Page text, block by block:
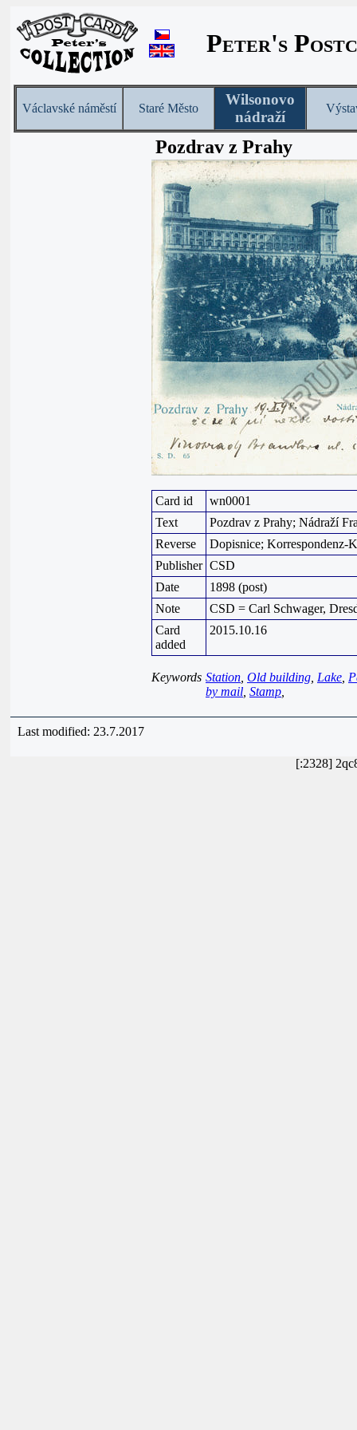
Peter's
Václavské náměstí Staré Město
Wilsonovo
nádraží
Pozdrav z Prahy
Card id
wn0001
Text
Pozdrav z Prahy; Nádraží
Reverse
Dopisnice; Korrespondenz-
Publisher CSD
Date
1898 (post)
Note
CSD = Carl Schwager,
Card
added
2015.10.16
Keywords Station Old building Lake
by mail Stamp
Last modified: 23.7.2017
[:2328]